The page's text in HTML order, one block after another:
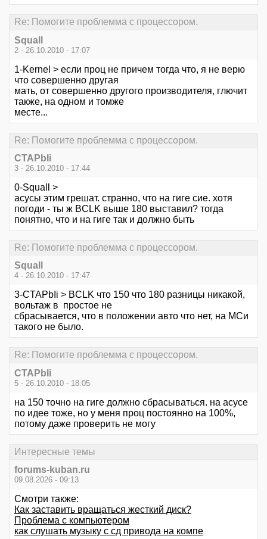
Re: Помогите проблемма с процессором.
Squall
2 - 26.10.2010 - 17:07
1-Kernel > если проц не причем тогда что, я не верю
что совершенно другая
мать, от совершенно другого производителя, глючит
также, на одном и томже
месте...
Re: Помогите проблемма с процессором.
CTAPbIi
3 - 26.10.2010 - 17:44
0-Squall >
асусы этим грешат. странно, что на гиге сие. хотя
погоди - ты ж BCLK выше 180 выставил? тогда
понятно, что и на гиге так и должно быть
Re: Помогите проблемма с процессором.
Squall
4 - 26.10.2010 - 17:47
3-CTAPbIi > BCLK что 150 что 180 разницы никакой,
вольтаж в простое не
сбрасывается, что в положении авто что нет, на МСи
такого не было.
Re: Помогите проблемма с процессором.
CTAPbIi
5 - 26.10.2010 - 18:05
на 150 точно на гиге должно сбрасываться. на асусе
по идее тоже, но у меня проц постоянно на 100%,
потому даже проверить не могу
Интересные темы
forums-kuban.ru
09.08.2026 - 09:13
Смотри также:
Как заставить вращаться жесткий диск?
Проблема с компьютером
как слушать музыку с сд привода на компе